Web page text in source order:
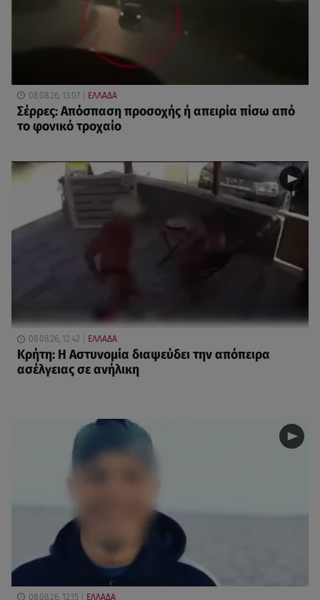
08.08.26, 13:07 ΕΛΛΑΔΑ
Σέρρες: Απόσπαση προσοχής ή απειρία πίσω από
το φονικό τροχαίο
08.08.26, 12:42 ΕΛΛΑΔΑ
Κρήτη: Η Αστυνομία διαψεύδει την απόπειρα
ασέλγειας σε ανήλικη
08.08.26, 12:15 ΕΛΛΑΔΑ